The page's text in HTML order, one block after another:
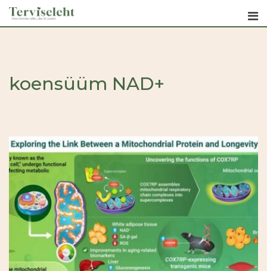
Skip
koensüüm NAD+